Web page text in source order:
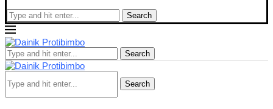
Search
Search
Search